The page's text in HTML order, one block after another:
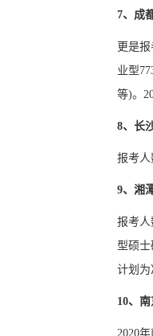
7、成
更是
业型
等)。
8、长
报考人
9、湘
报考人
型硕
计划为
10、
2020